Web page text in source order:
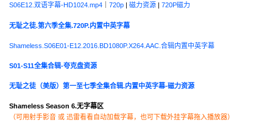
S06E12.双语字幕-HD1024.mp4
720p | 磁力资源 | 720P磁力
无耻之徒.第六季全集.720P.内置中英字幕
Shameless.S06E01-E12.2016.BD1080P.X264.AAC.合辑内置中英字幕
S01-S11全集合辑-夸克盘资源
无耻之徒（美版）第一至七季全集合辑.内置中英字幕-磁力资源
Shameless Season 6.无字幕区
（可用射手影音 或 迅雷看看自动加载字幕，也可下载外挂字幕拖入播放器）